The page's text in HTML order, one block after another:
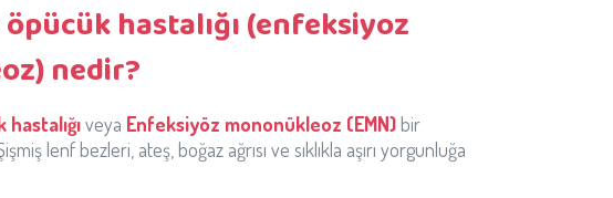
hastalığı (enfeksiyoz
nedir?
veya Enfeksiyöz mononükleoz (EMN) bir
lenf bezleri, ateş, boğaz ağrısı ve sıklıkla aşırı yorgunluğa